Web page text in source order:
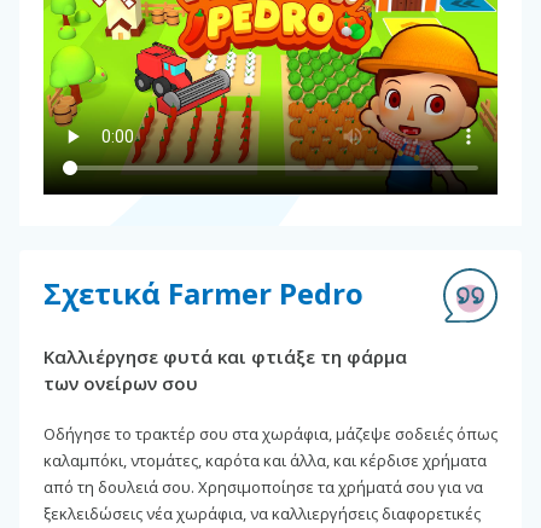
Σχετικά Farmer Pedro
Καλλιέργησε φυτά και φτιάξε τη φάρμα
των ονείρων σου
Οδήγησε το τρακτέρ σου στα χωράφια, μάζεψε σοδειές όπως
καλαμπόκι, ντομάτες, καρότα και άλλα, και κέρδισε χρήματα
από τη δουλειά σου. Χρησιμοποίησε τα χρήματά σου για να
ξεκλειδώσεις νέα χωράφια, να καλλιεργήσεις διαφορετικές